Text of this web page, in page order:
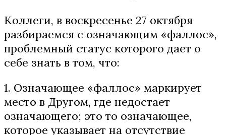
Коллеги, в воскресенье 27 октября
разбираемся с означающим «фаллос»,
проблемный статус которого дает о
себе знать в том, что:
1. Означающее «фаллос» маркирует
место в Другом, где недостает
означающего; это то означающее,
которое указывает на отсутствие